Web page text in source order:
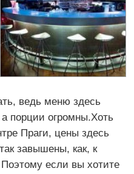
ведь меню здесь
а порции огромны.Хоть
Праги, цены здесь
завышены, как, к
если вы хотите